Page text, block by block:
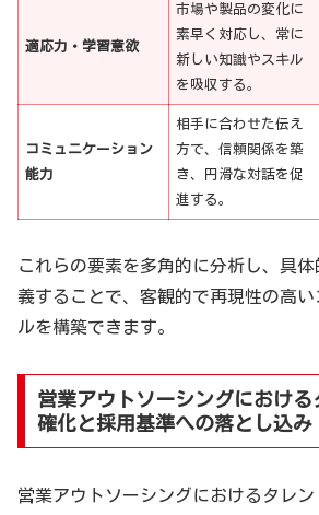
適応力・学習意欲
市場や製品の変化に
素早く対応し、常に
新しい知識やスキル
を吸収する。
コミュニケーション
能力
相手に合わせた伝え
方で、信頼関係を築
き、円滑な対話を促
進する。
これらの要素を多角的に分析し、具
義することで、客観的で再現性の高
ルを構築できます。
営業アウトソーシングにおける
確化と採用基準への落とし込み
営業アウトソーシングにおけるタレ